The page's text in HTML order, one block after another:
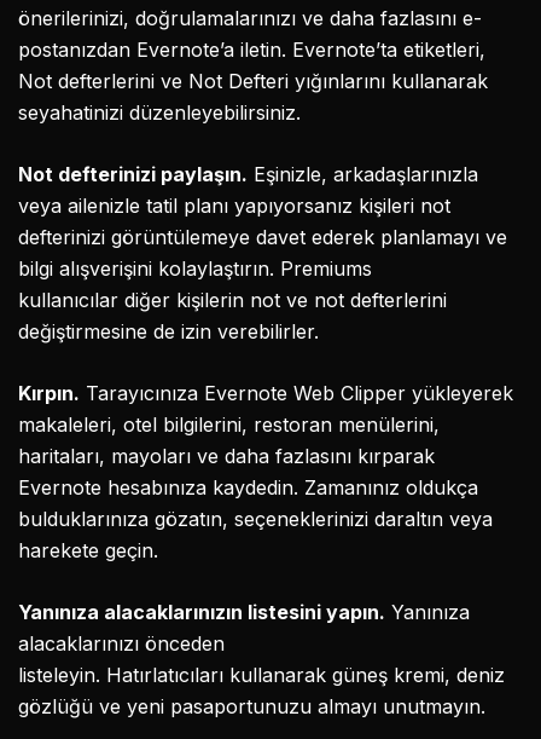
önerilerinizi, doğrulamalarınızı ve daha fazlasını e-
postanızdan Evernote’a iletin. Evernote’ta etiketleri,
Not defterlerini ve Not Defteri yığınlarını kullanarak
seyahatinizi düzenleyebilirsiniz.
Not defterinizi paylaşın. Eşinizle, arkadaşlarınızla
veya ailenizle tatil planı yapıyorsanız kişileri not
defterinizi görüntülemeye davet ederek planlamayı ve
bilgi alışverişini kolaylaştırın. Premiums
kullanıcılar diğer kişilerin not ve not defterlerini
değiştirmesine de izin verebilirler.
Kırpın. Tarayıcınıza Evernote Web Clipper yükleyerek
makaleleri, otel bilgilerini, restoran menülerini,
haritaları, mayoları ve daha fazlasını kırparak
Evernote hesabınıza kaydedin. Zamanınız oldukça
bulduklarınıza gözatın, seçeneklerinizi daraltın veya
harekete geçin.
Yanınıza alacaklarınızın listesini yapın. Yanınıza
alacaklarınızı önceden
listeleyin. Hatırlatıcıları kullanarak güneş kremi, deniz
gözlüğü ve yeni pasaportunuzu almayı unutmayın.